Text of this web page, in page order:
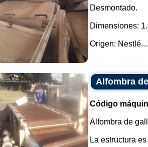
Desmontado.
Dimensiones:
Origen:
Alfombra
Código
Alfombra de
La estructura